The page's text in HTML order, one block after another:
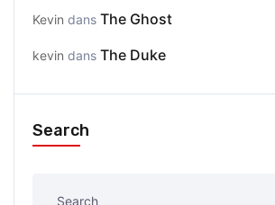
Kevin dans The Ghost
kevin dans The Duke
Search